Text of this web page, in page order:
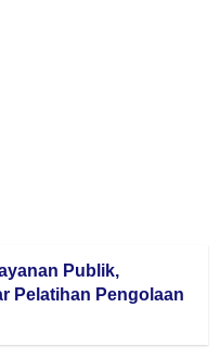
Publik,
Pelatihan Pengolaan